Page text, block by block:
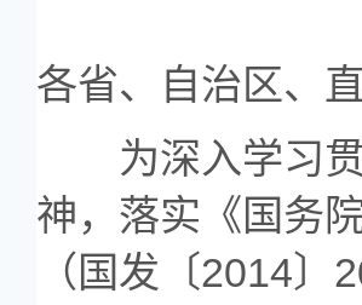
各省、自治区、
为深入学习贯
神，落实《国务
（国发〔2014